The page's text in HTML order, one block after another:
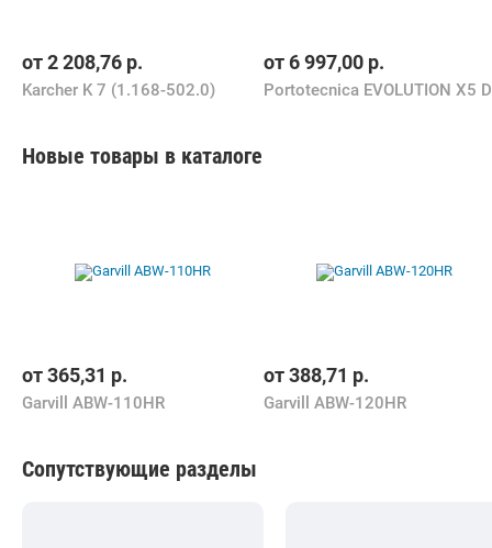
от2 208,76 р.
Karcher K 7 (1.168-502.0)
от6 997,00 р.
Новые товары в каталоге
от365,31 р.
Garvill ABW-110HR
от388,71 р.
Garvill ABW-120HR
Сопутствующие разделы